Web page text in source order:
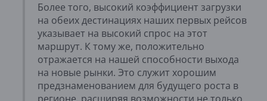
Более того, высокий коэффициент загрузки
на обеих дестинациях наших первых рейсов
указывает на высокий спрос на этот
маршрут. К тому же, положительно
отражается на нашей способности выхода
на новые рынки. Это служит хорошим
предзнаменованием для будущего роста в